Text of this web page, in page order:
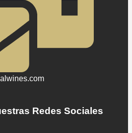
Redes Sociales